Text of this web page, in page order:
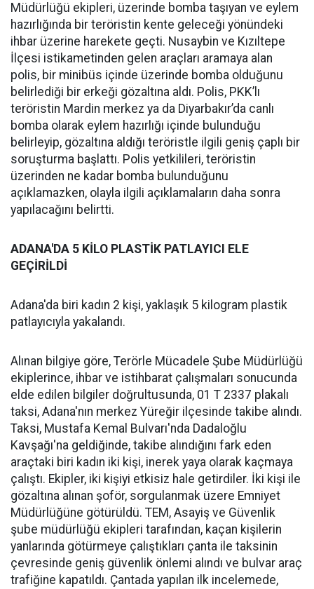
Müdürlüğü ekipleri, üzerinde bomba taşıyan ve eylem
hazırlığında bir teröristin kente geleceği yönündeki
ihbar üzerine harekete geçti. Nusaybin ve Kızıltepe
İlçesi istikametinden gelen araçları aramaya alan
polis, bir minibüs içinde üzerinde bomba olduğunu
belirlediği bir erkeği gözaltına aldı. Polis, PKK’lı
teröristin Mardin merkez ya da Diyarbakır’da canlı
bomba olarak eylem hazırlığı içinde bulunduğu
belirleyip, gözaltına aldığı teröristle ilgili geniş çaplı bir
soruşturma başlattı. Polis yetkilileri, teröristin
üzerinden ne kadar bomba bulunduğunu
açıklamazken, olayla ilgili açıklamaların daha sonra
yapılacağını belirtti.
ADANA'DA 5 KİLO PLASTİK PATLAYICI ELE
GEÇİRİLDİ
Adana'da biri kadın 2 kişi, yaklaşık 5 kilogram plastik
patlayıcıyla yakalandı.
Alınan bilgiye göre, Terörle Mücadele Şube Müdürlüğü
ekiplerince, ihbar ve istihbarat çalışmaları sonucunda
elde edilen bilgiler doğrultusunda, 01 T 2337 plakalı
taksi, Adana'nın merkez Yüreğir ilçesinde takibe alındı.
Taksi, Mustafa Kemal Bulvarı'nda Dadaloğlu
Kavşağı'na geldiğinde, takibe alındığını fark eden
araçtaki biri kadın iki kişi, inerek yaya olarak kaçmaya
çalıştı. Ekipler, iki kişiyi etkisiz hale getirdiler. İki kişi ile
gözaltına alınan şoför, sorgulanmak üzere Emniyet
Müdürlüğüne götürüldü. TEM, Asayiş ve Güvenlik
şube müdürlüğü ekipleri tarafından, kaçan kişilerin
yanlarında götürmeye çalıştıkları çanta ile taksinin
çevresinde geniş güvenlik önlemi alındı ve bulvar araç
trafiğine kapatıldı. Çantada yapılan ilk incelemede,